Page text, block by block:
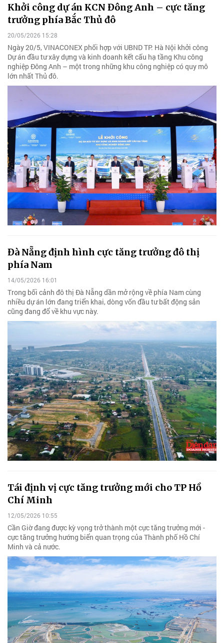
Khởi công dự án KCN Đông Anh – cực tăng
trưởng phía Bắc Thủ đô
20/05/2026 15:28
Ngày 20/5, VINACONEX phối hợp với UBND TP. Hà Nội khởi công
Dự án đầu tư xây dựng và kinh doanh kết cấu hạ tầng Khu công
nghiệp Đông Anh – một trong những khu công nghiệp có quy mô
lớn nhất Thủ đô.
Đà Nẵng định hình cực tăng trưởng đô thị
phía Nam
14/05/2026 16:01
Trong bối cảnh đô thị Đà Nẵng dần mở rộng về phía Nam cùng
nhiều dự án lớn đang triển khai, dòng vốn đầu tư bất động sản
cũng đang đổ về khu vực này.
Tái định vị cực tăng trưởng mới cho TP Hồ
Chí Minh
12/05/2026 10:55
Cần Giờ đang được kỳ vọng trở thành một cực tăng trưởng mới -
cực tăng trưởng hướng biển quan trọng của Thành phố Hồ Chí
Minh và cả nước.